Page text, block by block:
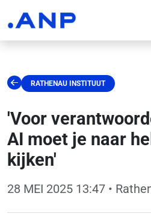
RATHENAU INSTITUUT
'Voor
AI moet je naar
kijken'
28 MEI 2025 13:47 •